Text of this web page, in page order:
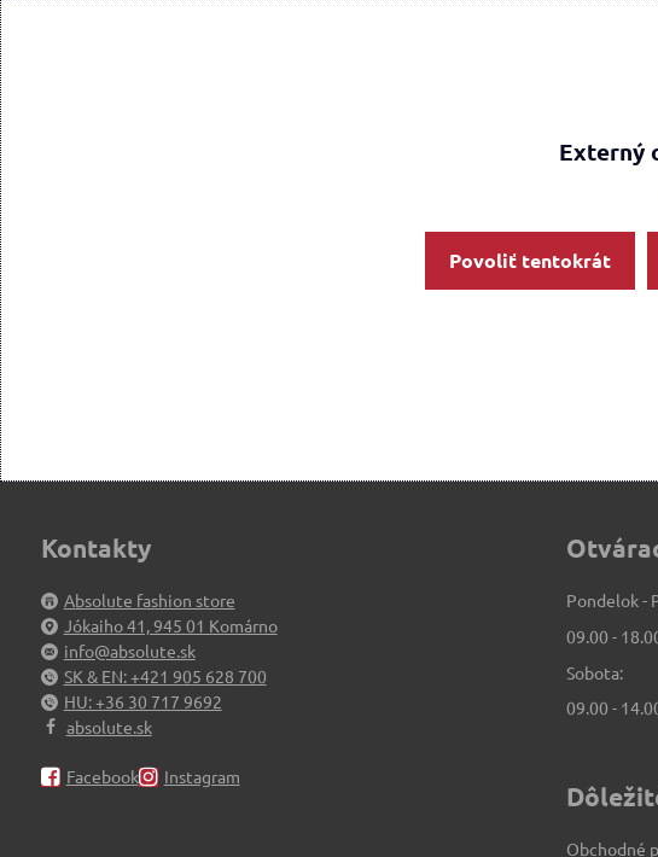
Externý
Povoliť tentokrát
Kontakty
Absolute fashion store
Jókaiho 41, 945 01 Komárno
info@absolute.sk
SK & EN: +421 905 628 700
HU: +36 30 717 9692
absolute.sk
Facebook Instagram
Pondelok -
09.00 -
Sobota:
09.00 -
Obchodné